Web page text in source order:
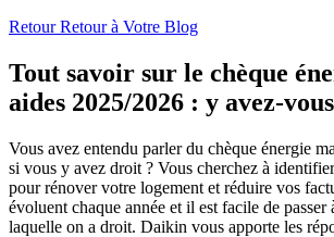
Retour Retour à Votre Blog
Tout savoir sur le chèque
aides 2025/2026 : y avez-
Vous avez entendu parler du chèque énergie
si vous y avez droit ? Vous cherchez à
pour rénover votre logement et réduire vos
évoluent chaque année et il est facile de passer
laquelle on a droit. Daikin vous apporte les